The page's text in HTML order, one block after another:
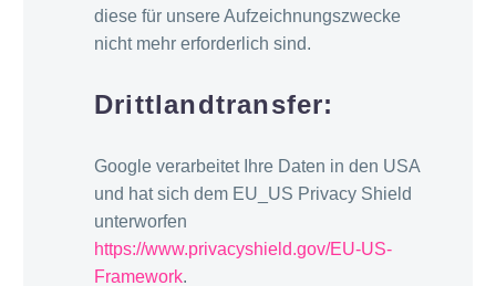
diese für unsere Aufzeichnungszwecke
nicht mehr erforderlich sind.
Drittlandtransfer:
Google verarbeitet Ihre Daten in den USA
und hat sich dem EU_US Privacy Shield
unterworfen
https://www.privacyshield.gov/EU-US-
Framework.